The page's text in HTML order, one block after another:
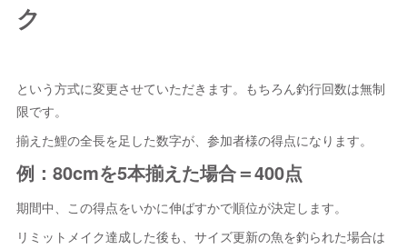
ク
という方式に変更させていただきます。もちろん釣行回数は無制
限です。
揃えた鯉の全長を足した数字が、参加者様の得点になります。
例：80cmを5本揃えた場合＝400点
期間中、この得点をいかに伸ばすかで順位が決定します。
リミットメイク達成した後も、サイズ更新の魚を釣られた場合は